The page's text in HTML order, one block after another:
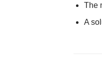
The
A